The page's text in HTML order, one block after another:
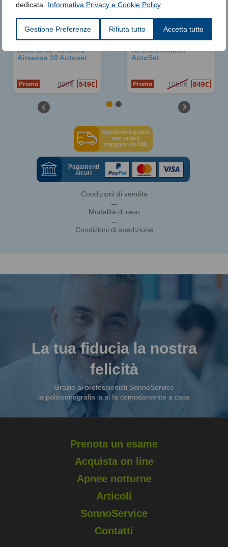
dedicata.
Informativa Privacy e Cookie Policy
Gestione Preferenze Rifiuta tutto Accetta tutto
Auto CPAP Resmed
Airsense 10 Autoset
Promo 800€ 549€
Resmed AirMini
AutoSet
Promo 1050€ 849€
Spedizioni gratis
per ordini
maggiori di 40€
Pagamenti
sicuri
Condizioni di vendita
Modalità di reso
Condizioni di spedizione
La tua fiducia la nostra
felicità
Grazie ai professionisti SonnoService
la polisonnografia la si fa comodamente a casa
Prenota un esame
Acquista on line
Apnee notturne
Articoli
SonnoService
Contatti